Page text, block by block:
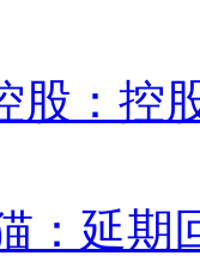
股：控
：延期